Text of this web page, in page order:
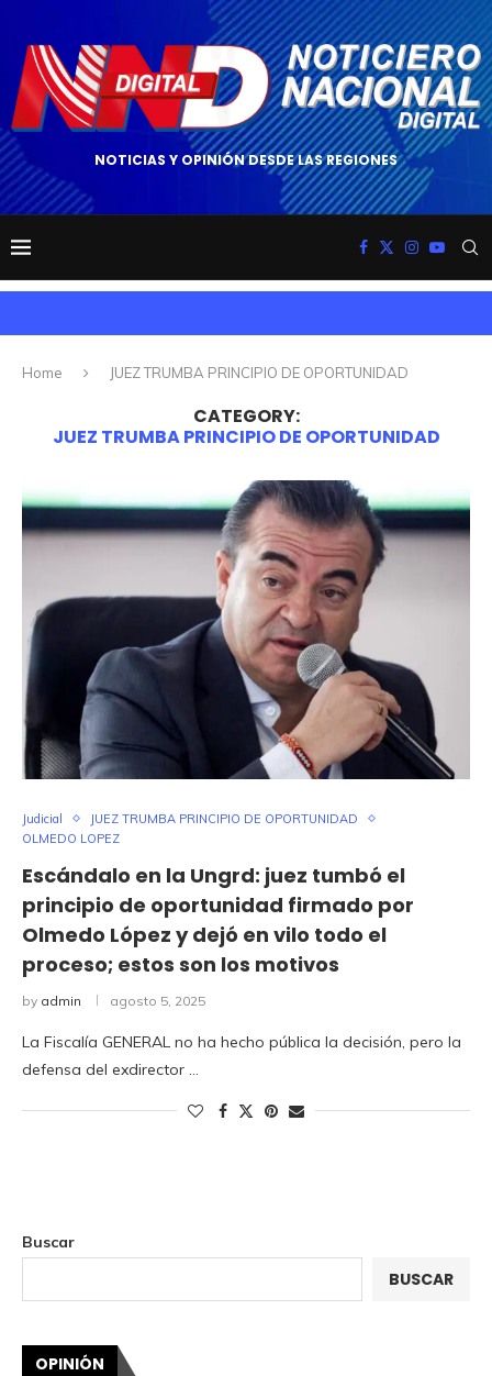
NOTICIAS Y OPINIÓN DESDE LAS REGIONES
Home JUEZ TRUMBA PRINCIPIO DE OPORTUNIDAD
CATEGORY:
JUEZ TRUMBA PRINCIPIO DE OPORTUNIDAD
Judicial
JUEZ TRUMBA PRINCIPIO DE OPORTUNIDAD
OLMEDO LOPEZ
Escándalo en la Ungrd: juez tumbó el
principio de oportunidad firmado por
Olmedo López y dejó en vilo todo el
proceso; estos son los motivos
by admin agosto 5, 2025
La Fiscalía GENERAL no ha hecho pública la decisión, pero la
defensa del exdirector …
Buscar
BUSCAR
OPINIÓN